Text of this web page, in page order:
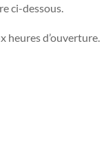
ci-dessous.
heures d’ouverture.